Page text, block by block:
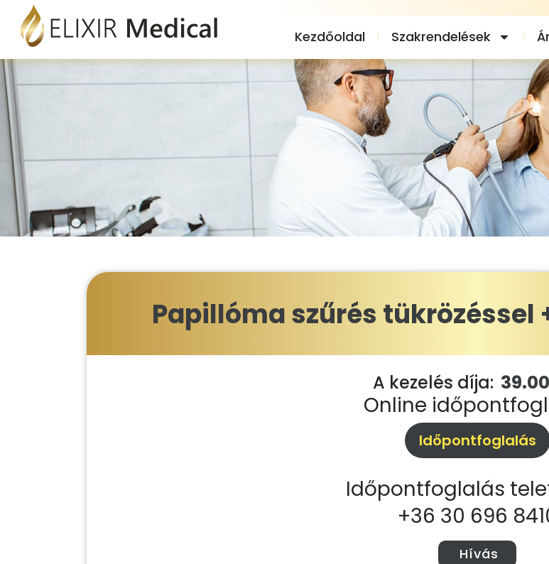
Kezdőoldal Szakrendelések
Papillóma szűrés
A kezelés díja:
Online
Időpontfoglalás
Időpontfoglalás
+36 30 696
Hívás